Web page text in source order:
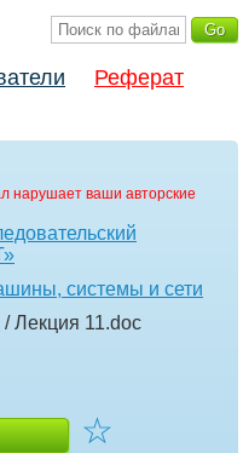
Реферат
нарушает ваши авторские
системы и сети
/ Лекция 11.doc
☆